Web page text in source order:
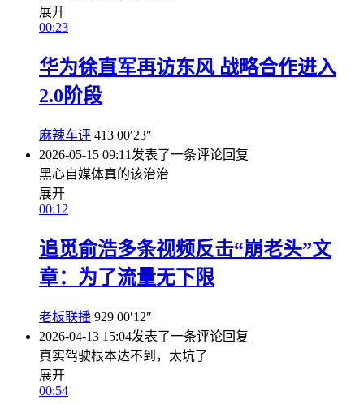
展开
00:23
华为徐直军再访东风 战略合作进入
2.0阶段
麻辣车评 413 00′23″
2026-05-15 09:11 发表了一条评论回复
黑心自媒体真的该治治
展开
00:12
追觅俞浩多条视频反击“崩老头”文
章：为了流量无下限
老板联播 929 00′12″
2026-04-13 15:04发表了一条评论回复
真实驾驶根本达不到，太坑了
展开
00:54